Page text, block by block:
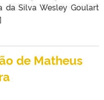
da Silva Wesley Goulart
de Matheus